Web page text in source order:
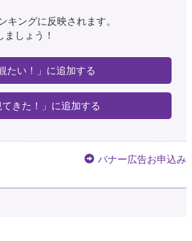
キングに反映されます。
しょう！
観たい！」に追加する
てきた！」に追加する
バナー広告お申込み